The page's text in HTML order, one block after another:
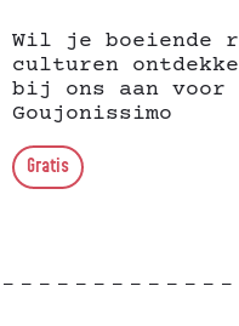
Wil je boeiende
culturen
bij ons aan voor
Goujonissimo
Gratis